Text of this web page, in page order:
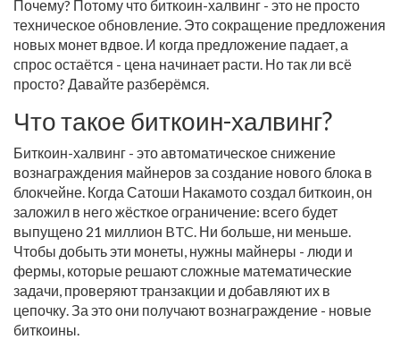
Почему? Потому что биткоин-халвинг - это не просто
техническое обновление. Это сокращение предложения
новых монет вдвое. И когда предложение падает, а
спрос остаётся - цена начинает расти. Но так ли всё
просто? Давайте разберёмся.
Что такое биткоин-халвинг?
Биткоин-халвинг - это автоматическое снижение
вознаграждения майнеров за создание нового блока в
блокчейне. Когда Сатоши Накамото создал биткоин, он
заложил в него жёсткое ограничение: всего будет
выпущено 21 миллион BTC. Ни больше, ни меньше.
Чтобы добыть эти монеты, нужны майнеры - люди и
фермы, которые решают сложные математические
задачи, проверяют транзакции и добавляют их в
цепочку. За это они получают вознаграждение - новые
биткоины.